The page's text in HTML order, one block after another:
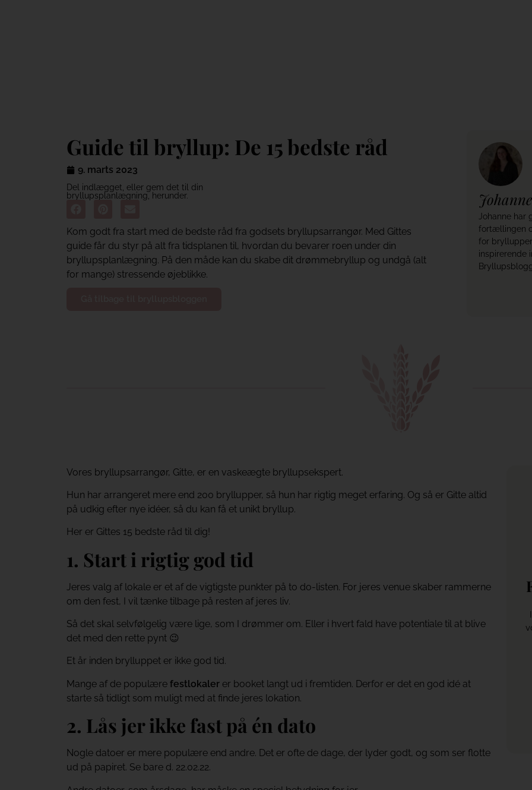
Guide til bryllup: De 15 bedste råd
9. marts 2023
Del indlægget, eller gem det til din
bryllupsplanlægning, herunder.
Kom godt fra start med de bedste råd fra godsets bryllupsarrangør. Med Gittes
guide får du styr på alt fra tidsplanen til, hvordan du bevarer roen under din
bryllupsplanlægning. På den måde kan du skabe dit drømmebryllup og undgå (alt
for mange) stressende øjeblikke.
Johanne har
fortællingen
for
inspirerende
Vores bryllupsarrangør, Gitte, er en vaskeægte bryllupsekspert.
Hun har arrangeret mere end 200 bryllupper, så hun har rigtig meget erfaring. Og så er Gitte altid
på udkig efter nye idéer, så du kan få et unikt bryllup.
Her er Gittes 15 bedste råd til dig!
1. Start i rigtig god tid
Jeres valg af lokale er et af de vigtigste punkter på to do-listen. For jeres venue skaber rammerne
om den fest, I vil tænke tilbage på resten af jeres liv.
Så det skal selvfølgelig være lige, som I drømmer om. Eller i hvert fald have potentiale til at blive
det med den rette pynt 😉
Et år inden brylluppet er ikke god tid.
Mange af de populære festlokaler er booket langt ud i fremtiden. Derfor er det en god idé at
starte så tidligt som muligt med at finde jeres lokation.
2. Lås jer ikke fast på én dato
Nogle datoer er mere populære end andre. Det er ofte de dage, der lyder godt, og som ser flotte
ud på papiret. Se bare d. 22.02.22.